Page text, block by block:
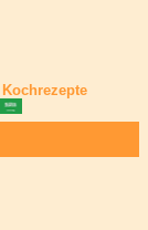
Kochrezepte